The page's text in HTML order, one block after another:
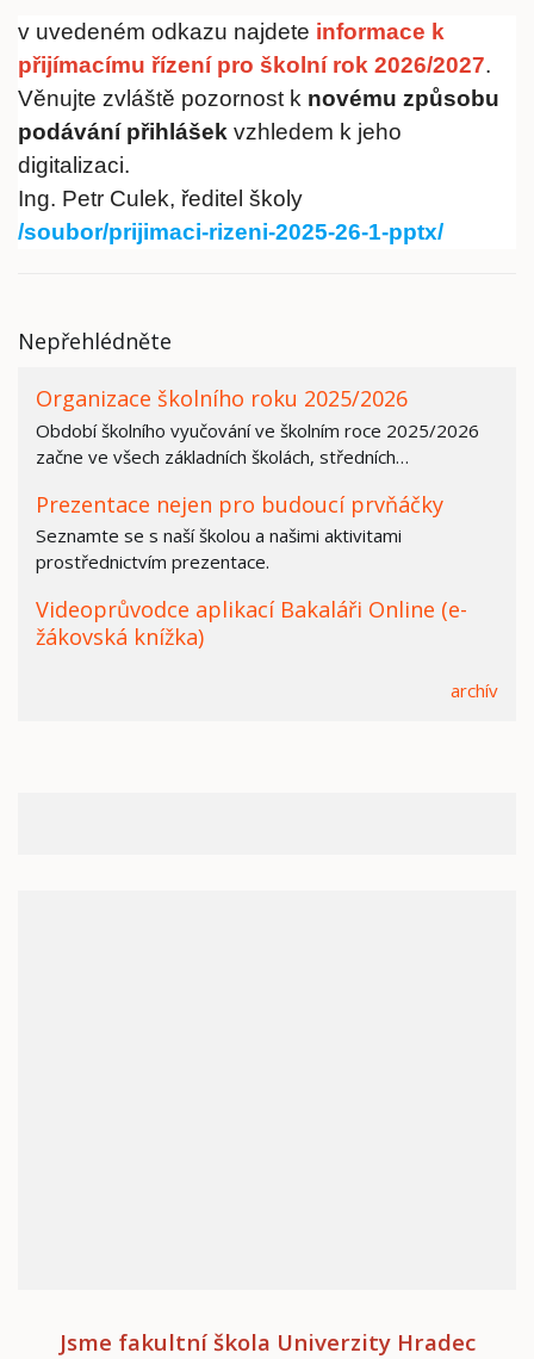
v uvedeném odkazu najdete informace k
přijímacímu řízení pro školní rok 2026/2027.
Věnujte zvláště pozornost k novému způsobu
podávání přihlášek vzhledem k jeho
digitalizaci.
Ing. Petr Culek, ředitel školy
/soubor/prijimaci-rizeni-2025-26-1-pptx/
Nepřehlédněte
Organizace školního roku 2025/2026
Období školního vyučování ve školním roce 2025/2026
začne ve všech základních školách, středních…
Prezentace nejen pro budoucí prvňáčky
Seznamte se s naší školou a našimi aktivitami
prostřednictvím prezentace.
Videoprůvodce aplikací Bakaláři Online (e-
žákovská knížka)
archív
Jsme fakultní škola Univerzity Hradec